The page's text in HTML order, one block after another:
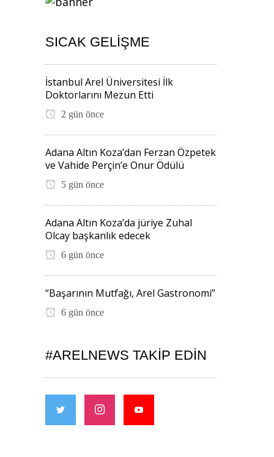
SICAK GELIŞME
İstanbul Arel Üniversitesi İlk
Doktorlarını Mezun Etti
2 gün önce
Adana Altın Koza’dan Ferzan Özpetek
ve Vahide Perçin’e Onur Ödülü
5 gün önce
Adana Altın Koza’da jüriye Zuhal
Olcay başkanlık edecek
6 gün önce
“Başarının Mutfağı, Arel Gastronomi”
6 gün önce
#ARELNEWS TAKIP EDIN